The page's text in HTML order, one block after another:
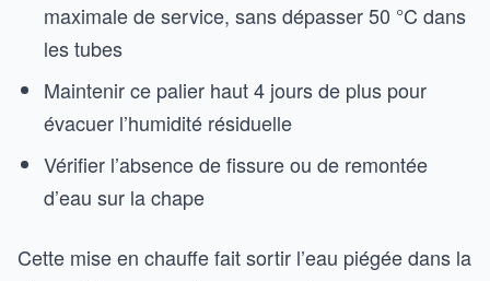
maximale de service, sans dépasser 50 °C dans
les tubes
Maintenir ce palier haut 4 jours de plus pour
évacuer l’humidité résiduelle
Vérifier l’absence de fissure ou de remontée
d’eau sur la chape
Cette mise en chauffe fait sortir l’eau piégée dans la